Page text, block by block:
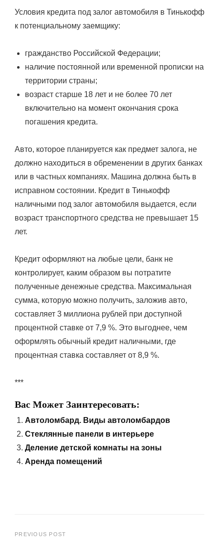
Условия кредита под залог автомобиля в Тинькофф
к потенциальному заемщику:
гражданство Российской Федерации;
наличие постоянной или временной прописки на
территории страны;
возраст старше 18 лет и не более 70 лет
включительно на момент окончания срока
погашения кредита.
Авто, которое планируется как предмет залога, не
должно находиться в обременении в других банках
или в частных компаниях. Машина должна быть в
исправном состоянии. Кредит в Тинькофф
наличными под залог автомобиля выдается, если
возраст транспортного средства не превышает 15
лет.
Кредит оформляют на любые цели, банк не
контролирует, каким образом вы потратите
полученные денежные средства. Максимальная
сумма, которую можно получить, заложив авто,
составляет 3 миллиона рублей при доступной
процентной ставке от 7,9 %. Это выгоднее, чем
оформлять обычный кредит наличными, где
процентная ставка составляет от 8,9 %.
***
Вас Может Заинтересовать:
Автоломбард. Виды автоломбардов
Стеклянные панели в интерьере
Деление детской комнаты на зоны
Аренда помещений
Навигация
PREVIOUS POST